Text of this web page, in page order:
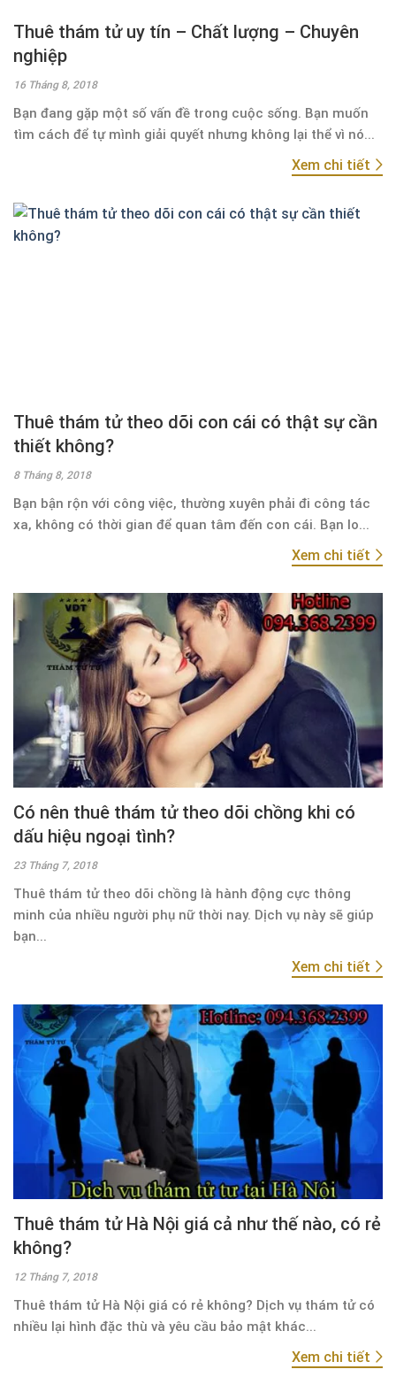
Thuê thám tử uy tín – Chất lượng – Chuyên
nghiệp
16 Tháng 8, 2018
Bạn đang gặp một số vấn đề trong cuộc sống. Bạn muốn
tìm cách để tự mình giải quyết nhưng không lại thể vì nó...
Xem chi tiết
Thuê thám tử theo dõi con cái có thật sự cần
thiết không?
8 Tháng 8, 2018
Bạn bận rộn với công việc, thường xuyên phải đi công tác
xa, không có thời gian để quan tâm đến con cái. Bạn lo...
Xem chi tiết
Có nên thuê thám tử theo dõi chồng khi có
dấu hiệu ngoại tình?
23 Tháng 7, 2018
Thuê thám tử theo dõi chồng là hành động cực thông
minh của nhiều người phụ nữ thời nay. Dịch vụ này sẽ giúp
bạn...
Xem chi tiết
Thuê thám tử Hà Nội giá cả như thế nào, có rẻ
không?
12 Tháng 7, 2018
Thuê thám tử Hà Nội giá có rẻ không? Dịch vụ thám tử có
nhiều lại hình đặc thù và yêu cầu bảo mật khác...
Xem chi tiết